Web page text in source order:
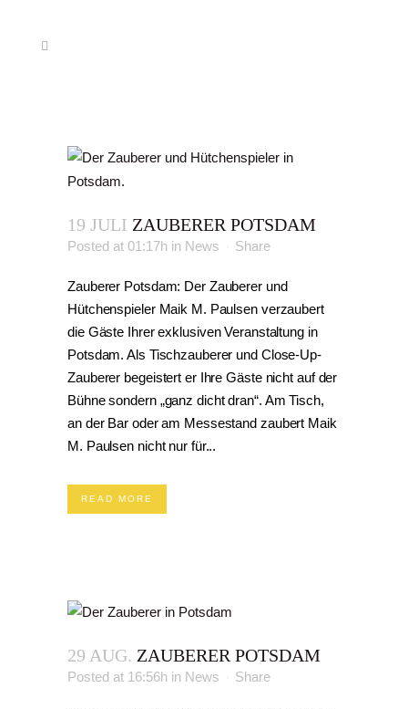
19 JULI ZAUBERER POTSDAM
Posted at 01:17h in News Share
Zauberer Potsdam: Der Zauberer und
Hütchenspieler Maik M. Paulsen verzaubert
die Gäste Ihrer exklusiven Veranstaltung in
Potsdam. Als Tischzauberer und Close-Up-
Zauberer begeistert er Ihre Gäste nicht auf der
Bühne sondern „ganz dicht dran“. Am Tisch,
an der Bar oder am Messestand zaubert Maik
M. Paulsen nicht nur für...
READ MORE
29 AUG. ZAUBERER POTSDAM
Posted at 16:56h in News Share